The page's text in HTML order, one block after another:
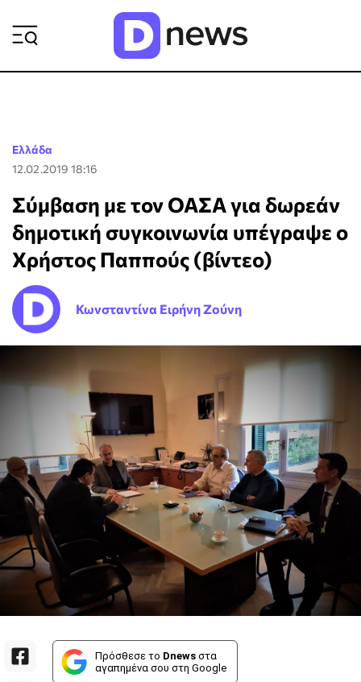
Ελλάδα
12.02.2019 18:16
Σύμβαση με τον ΟΑΣΑ για δωρεάν
δημοτική συγκοινωνία υπέγραψε ο
Χρήστος Παππούς (βίντεο)
Κωνσταντίνα Ειρήνη Ζούνη
Πρόσθεσε το Dnews στα
αγαπημένα σου στη Google